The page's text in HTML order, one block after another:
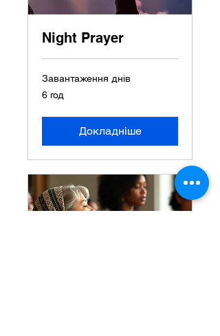
Night Prayer
Завантаження днів
6 год
Докладніше